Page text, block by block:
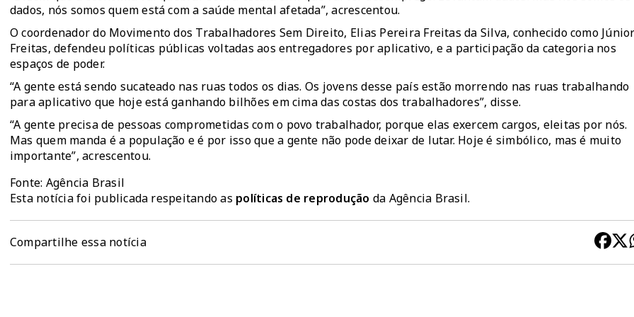
dados, nós somos quem está com a saúde mental afetada”, acrescentou.
O coordenador do Movimento dos Trabalhadores Sem Direito, Elias Pereira Freitas da Silva, conhecido como Júnior
Freitas, defendeu políticas públicas voltadas aos entregadores por aplicativo, e a participação da categoria nos
espaços de poder.
“A gente está sendo sucateado nas ruas todos os dias. Os jovens desse país estão morrendo nas ruas trabalhando
para aplicativo que hoje está ganhando bilhões em cima das costas dos trabalhadores”, disse.
“A gente precisa de pessoas comprometidas com o povo trabalhador, porque elas exercem cargos, eleitas por nós.
Mas quem manda é a população e é por isso que a gente não pode deixar de lutar. Hoje é simbólico, mas é muito
importante”, acrescentou.
Fonte: Agência Brasil
Esta notícia foi publicada respeitando as políticas de reprodução da Agência Brasil.
Compartilhe essa notícia